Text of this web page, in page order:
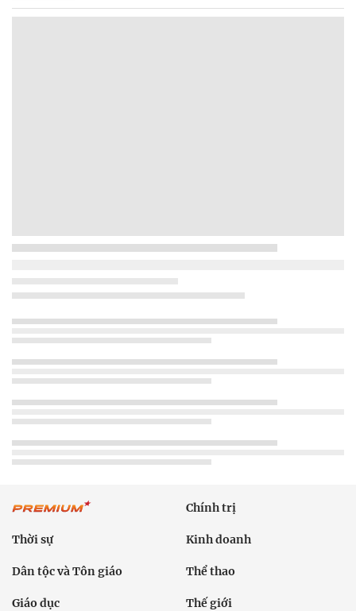
Chính trị
Thời sự Kinh doanh
Dân tộc và Tôn giáo Thể thao
Giáo dục Thế giới